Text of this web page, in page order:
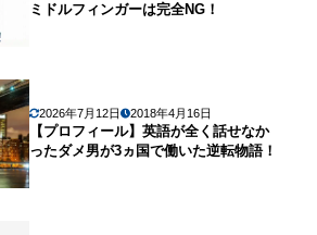
ミドルフィンガーは完全NG！
2026年7月12日 2018年4月16日
【プロフィール】英語が全く話せなか
ったダメ男が3ヵ国で働いた逆転物語！